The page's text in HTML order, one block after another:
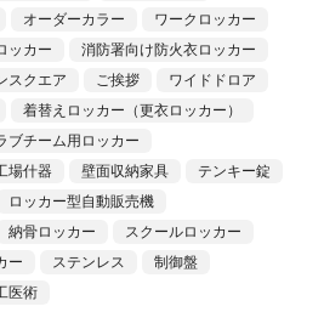
オーダーカラー
ワークロッカー
ッカー
消防署向け防火衣ロッカー
スクエア ご挨拶
ワイドドロア
着替えロッカー（更衣ロッカー）
ブチーム用ロッカー
場什器 壁面収納家具
テンキー錠
ロッカー型自動販売機
納骨ロッカー
スクールロッカー
ー ステンレス
制御盤
医術